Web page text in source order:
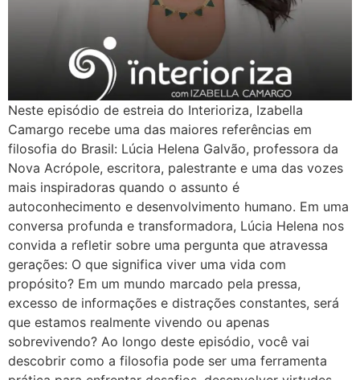
Neste episódio de estreia do Interioriza, Izabella
Camargo recebe uma das maiores referências em
filosofia do Brasil: Lúcia Helena Galvão, professora da
Nova Acrópole, escritora, palestrante e uma das vozes
mais inspiradoras quando o assunto é
autoconhecimento e desenvolvimento humano. Em uma
conversa profunda e transformadora, Lúcia Helena nos
convida a refletir sobre uma pergunta que atravessa
gerações: O que significa viver uma vida com
propósito? Em um mundo marcado pela pressa,
excesso de informações e distrações constantes, será
que estamos realmente vivendo ou apenas
sobrevivendo? Ao longo deste episódio, você vai
descobrir como a filosofia pode ser uma ferramenta